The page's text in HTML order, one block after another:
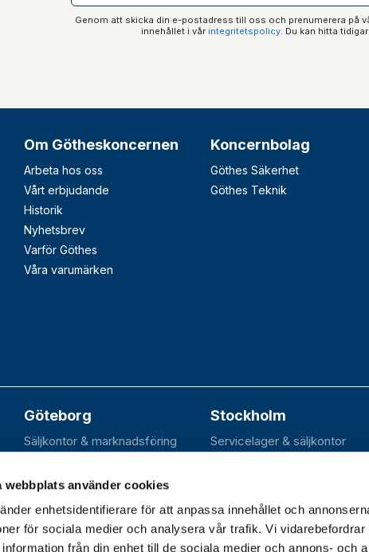
webbplats använder cookies
enhetsidentifierare för att anpassa innehållet och
för sociala medier och analysera vår trafik. Vi
information från din enhet till de sociala medier och annons- och
Genom att skicka din e-postadress till oss och prenumerera på
innehållet i vår integritetspolicy . Du kan hitta
Om Götheskoncernen
Arbeta hos oss
Vårt erbjudande
Historik
Nyhetsbrev
Varför Göthes
Våra varumärken
Koncernbolag
Göthes Säkerhet
Göthes Teknik
Göteborg
Säljkontor & marknadsföring
SE-431 37 Mölndal
Stockholm
Servicelager & säljkontor